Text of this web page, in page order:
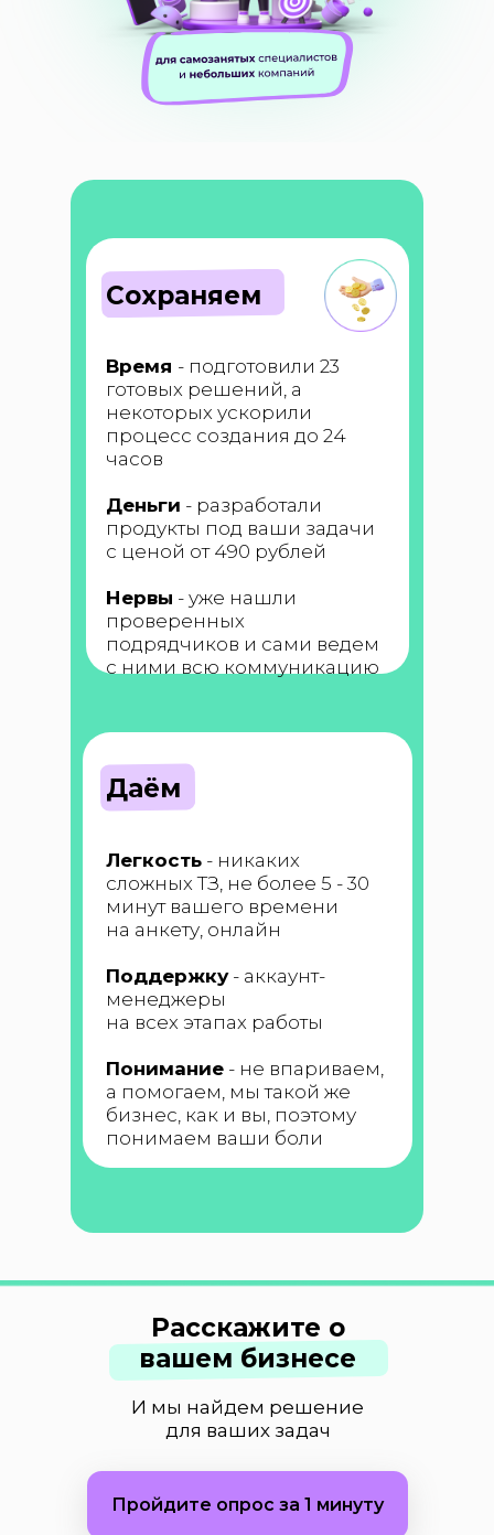
Пройдите опрос за 1 минуту
Расскажите о
вашем бизнесе
И мы найдем решение
для ваших задач
Время - подготовили 23
готовых решений, а
некоторых ускорили
процесс создания до 24
часов
Деньги - разработали
продукты под ваши задачи
с ценой от 490 рублей
Нервы - уже нашли
проверенных
подрядчиков и сами ведем
с ними всю коммуникацию
Сохраняем
Легкость - никаких
сложных ТЗ, не более 5 - 30
минут вашего времени
на анкету, онлайн
Поддержку- аккаунт-
менеджеры
на всех этапах работы
Понимание - не впариваем,
а помогаем, мы такой же
бизнес, как и вы, поэтому
понимаем ваши боли
Даём